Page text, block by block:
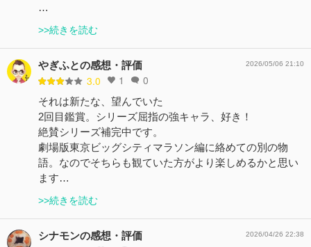
…
>>続きを読む
やぎふとの感想・評価
3.0 1 0
2026/05/06 21:10
それは新たな、望んでいた
2回目鑑賞。シリーズ屈指の強キャラ、好き！
絶賛シリーズ補完中です。
劇場版東京ビッグシティマラソン編に絡めての別の物
語。なのでそちらも観ていた方がより楽しめるかと思い
ます…
>>続きを読む
シナモンの感想・評価 2026/04/26 22:38